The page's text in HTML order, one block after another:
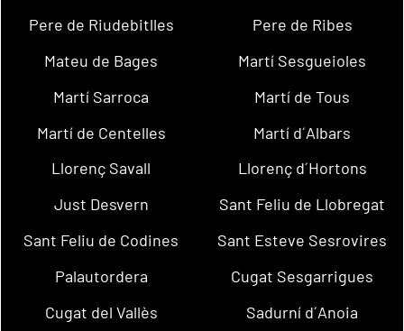
Pere de Riudebitlles
Pere de Ribes
Mateu de Bages
Martí Sesgueioles
Martí Sarroca
Martí de Tous
Martí de Centelles
Martí d´Albars
Llorenç Savall
Llorenç d´Hortons
Just Desvern
Sant Feliu de Llobregat
Sant Feliu de Codines
Sant Esteve Sesrovires
Palautordera
Cugat Sesgarrigues
Cugat del Vallès
Sadurní d´Anoia